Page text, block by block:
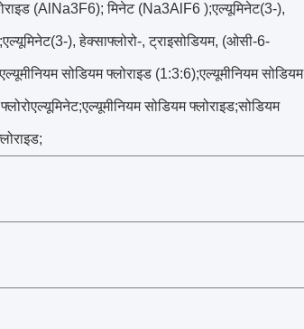
(AlNa3F6); मिनेट (Na3AlF6 );एल्यूमिनेट(3-),
), हेक्साफ्लोरो-, ट्राइसोडियम, (ओसी-6-
सोडियम फ्लोराइड (1:3:6);एल्यूमीनियम सोडियम
सोडियम फ्लोराइड;सोडियम